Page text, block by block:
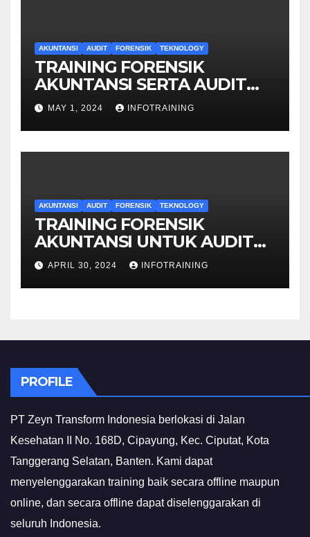
AKUNTANSI AUDIT FORENSIK TEKNOLOGY
TRAINING FORENSIK
AKUNTANSI SERTA AUDIT
PENYELIDIKAN
MAY 1, 2024 INFOTRAINING
AKUNTANSI AUDIT FORENSIK TEKNOLOGY
TRAINING FORENSIK
AKUNTANSI UNTUK AUDIT
INVESTIGATIF
APRIL 30, 2024 INFOTRAINING
PROFILE
PT Zeyn Transform Indonesia berlokasi di Jalan
Kesehatan II No. 168D, Cipayung, Kec. Ciputat, Kota
Tanggerang Selatan, Banten. Kami dapat
menyelenggarakan training baik secara offline maupun
online, dan secara offline dapat diselenggarakan di
seluruh Indonesia.